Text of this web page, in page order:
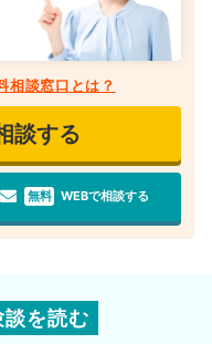
相談窓口とは？
談する
無料 WEBで相談する
を読む